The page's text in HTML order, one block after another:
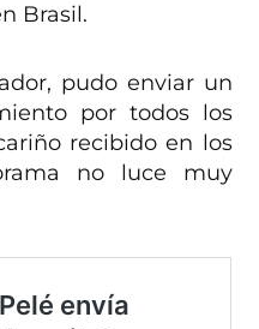
Brasil.
pudo enviar un
por todos los
recibido en los
no luce muy